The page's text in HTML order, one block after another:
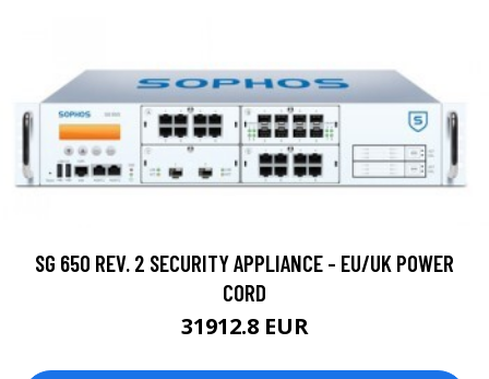
SG 650 REV. 2 SECURITY APPLIANCE - EU/UK POWER
CORD
31912.8 EUR